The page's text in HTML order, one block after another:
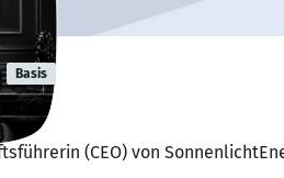
Basis
(CEO) von